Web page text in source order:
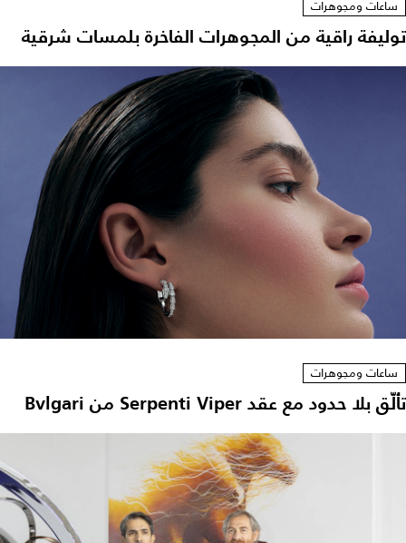
ساعات ومجوهرات
توليفة راقية من المجوهرات الفاخرة بلمسات شرقية
ساعات ومجوهرات
تألّق بلا حدود مع عقد Serpenti Viper من Bvlgari